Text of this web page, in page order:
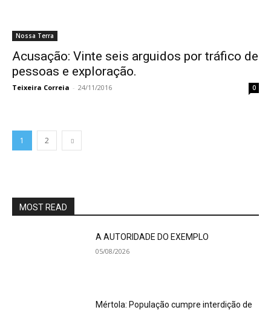
Nossa Terra
Acusação: Vinte seis arguidos por tráfico de
pessoas e exploração.
Teixeira Correia - 24/11/2016 0
1 2
MOST READ
A AUTORIDADE DO EXEMPLO
05/08/2026
Mértola: População cumpre interdição de